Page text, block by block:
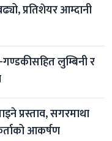
प्रतिशेयर आम्दानी
लुम्बिनी र
प्रस्ताव, सगरमाथा
आकर्षण